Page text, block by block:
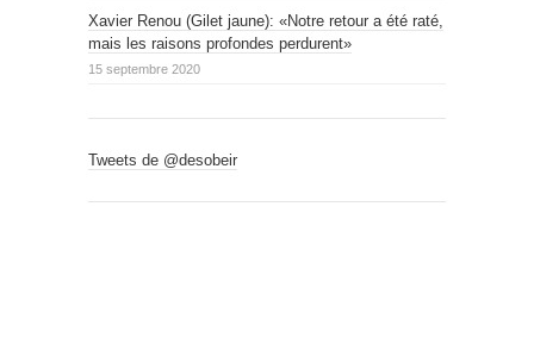
Xavier Renou (Gilet jaune): «Notre retour a été raté,
mais les raisons profondes perdurent»
15 septembre 2020
Tweets de @desobeir